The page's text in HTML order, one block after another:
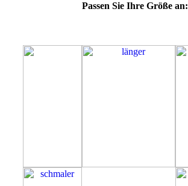
Passen Sie Ihre Größe an: